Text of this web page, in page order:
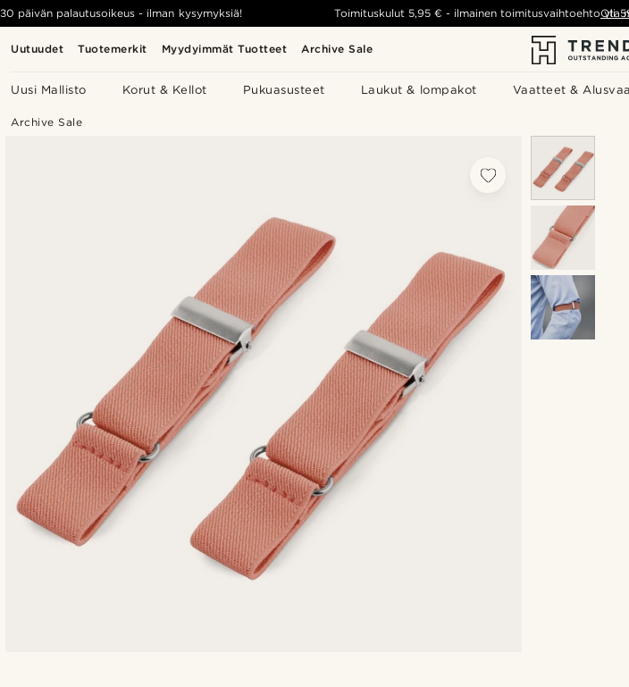
Uutuudet Tuotemerkit Myydyimmät Tuotteet Archive Sale
Uusi Mallisto Korut & Kellot Pukuasusteet Laukut & lompakot Vaatteet &
30 päivän palautusoikeus - ilman kysymyksiä! Toimituskulut 5,95 € - ilmainen toimitusvaihtoehto yli
Ota
Archive Sale